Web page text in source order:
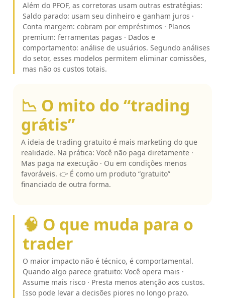
Além do PFOF, as corretoras usam outras estratégias:
Saldo parado: usam seu dinheiro e ganham juros ·
Conta margem: cobram por empréstimos · Planos
premium: ferramentas pagas · Dados e
comportamento: análise de usuários. Segundo análises
do setor, esses modelos permitem eliminar comissões,
mas não os custos totais.
📉 O mito do “trading
grátis”
A ideia de trading gratuito é mais marketing do que
realidade. Na prática: Você não paga diretamente ·
Mas paga na execução · Ou em condições menos
favoráveis. 👉 É como um produto “gratuito”
financiado de outra forma.
🧠 O que muda para o
trader
O maior impacto não é técnico, é comportamental.
Quando algo parece gratuito: Você opera mais ·
Assume mais risco · Presta menos atenção aos custos.
Isso pode levar a decisões piores no longo prazo.